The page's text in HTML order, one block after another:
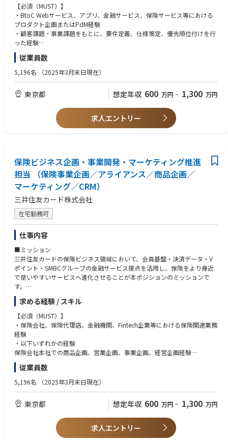
本ポジションは、単なる開発管理や要件整理を担う役割ではありません。
ビジネス部門、保険会社、システム部門、デザイナー、開発パートナーと
連携しながら、顧客課題の発見からプロダクト戦略の策定、UI/UX改善、
新機能開発、運用高度化までを一気通貫で推進するポジションです。
ドの保険事業の成長を牽引する中核人材として活躍いただくことを期待し
ています。
1. プロダクト戦略・ロードマップ策定
I設計 ・事業戦略、マーケティング戦略、顧客ニーズを踏まえた開発テー
マの優先順位付け
2. UI/UX・顧客体験設計
・保険ポータル、商品詳細ページ、比較・資料請求・申込導線のUX改善
・顧客インサイト、ユーザー行動データ、定性調査を踏まえた改善仮説の
立案
・ワイヤーフレーム、ユーザーストーリー、画面要件の作成
・金融・保険特有の専門用語や複雑な説明を、わかりやすい体験・表現へ
落とし込む改善
・リリース後の効果検証、A/Bテスト、継続改善
3. 要件定義・開発ディレクション
・ビジネス要件、顧客要件、業務要件、システム要件の整理
・システム部門・開発パートナー・デザイナーとの仕様調整
・保険会社や外部サービスとの連携方式、データ連携、運用要件の整理
・開発スコープ、リリース計画、品質確認、受入テスト、リスク管理
・リリース後の運用改善、障害・問い合わせを踏まえた改善推進
4. ビジネス部門との連携
・マーケティング/コンプライアンス/オペレーション部門との連携
・施策効果を見ながら、商品企画・マーケティング・CRM施策をプロダク
ト改善へ反映
・保険会社・代理店・コールセンター等から得られる顧客の声をプロダク
ト課題として整理
■本ポジションの魅力
三井住友カードの保険ビジネスは、単なる保険商品の販売ではありませ
ん。会員基盤、決済データ、Vポイント、SMBCグループの金融サービス接
点を活用し、保険をより身近で、わかりやすく、使いやすいサービスへ変
えていく挑戦です。保険会社・金融機関で培った専門性を、プラットフォ
ーム側の事業開発・プロダクト開発に広げたい方にとって、大きな裁量と
成長機会のあるポジションです。
【必須（MUST）】
・BtoC Webサービス、アプリ、金融サービス、保険サービス等における
プロダクト企画またはPdM経験
・顧客課題・事業課題をもとに、要件定義、仕様策定、優先順位付けを行
った経験
・エンジニア、デザイナー、事業部門、外部パートナーと連携した開発推
進経験
・UI/UX改善、申込導線改善、CVR改善、顧客体験改善のいずれかの経験
・保険・金融領域への強い関心、または入社後に専門知識を習得する意欲
【歓迎（WANT）】
・保険、Fintech、金融Webサービス、比較サイト、EC、会員向けサービ
ス等のプロダクト開発経験
・SQL、BIツール、Google Analytics等を用いた分析経験
・アジャイル開発、スクラム、プロダクトバックログ管理の経験
・API連携、外部サービス連携、セキュリティ・個人情報管理を伴うサー
ビス開発経験
・保険募集、金融商品、コンプライアンスに関する基礎知識
従業員数
5,196名 （2025年3月末日現在）
東京都 想定年収 600 万円 ~ 1,300 万円
求人エントリー
保険ビジネス企画・事業開発・マーケティング推進
担当 （保険事業企画／アライアンス／商品企画／
マーケティング／CRM）
三井住友カード株式会社
在宅勤務可
仕事内容
■ミッション
三井住友カードの保険ビジネス領域において、会員基盤・決済データ・V
ポイント・SMBCグループの金融サービス接点を活用し、保険をより身近
で使いやすいサービスへ進化させることが本ポジションのミッションで
す。
三井住友カードは国内トップクラスの会員数と取扱高を強みに、資産運
用・保険ビジネス領域の拡大に注力しています。
特に本ポジションでは、保険会社との協業、新たな保険商品・サービスの
企画、デジタル／非デジタルを組み合わせたマーケティング、CRM、契約
獲得・継続利用に向けた施策を一体で推進します。具体的には、既存の
「Vポイントが貯まる保険」を中心とした保険商品のマーケティングや、
会員データを活用した契約者獲得・満足度向上にもつながる施策等です。
■職務内容
三井住友カードの保険ビジネス担当として、以下の業務を担っていただき
ます。
・事業開発 ・保険ビジネスの中長期戦略、事業計画、収益化シナリオの策
・生命保険・損害保険・少額短期保険などを対象とした新規サービス企画
・会員基盤・決済データ・Vポイントを活用した新たな保険ビジネスモデ
求める経験 / スキル
【必須（MUST）】
・保険会社、保険代理店、金融機関、Fintech企業等における保険関連業務
経験
・以下いずれかの経験
保険会社本社での商品企画、営業企画、事業企画、経営企画経験
保険・金融サービスの事業開発、アライアンス推進経験
デジタルマーケティング、CRM、顧客データを活用した施策企画経験
金融・保険領域における新サービス企画・推進経験
を持って推進した経験
・生命保険／損害保険／少額短期保険募集人資格をお持ちの方、または入
社後に取得いただける方
【歓迎（WANT）】
従業員数
5,196名 （2025年3月末日現在）
東京都 想定年収 600 万円 ~ 1,300 万円
求人エントリー